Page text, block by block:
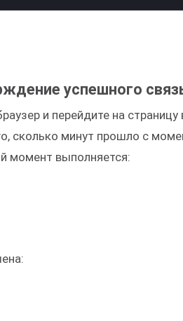
успешного
и перейдите на
сколько минут прошло с
момент выполняется: